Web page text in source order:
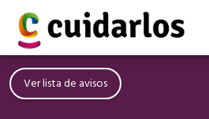
Ver lista de avisos